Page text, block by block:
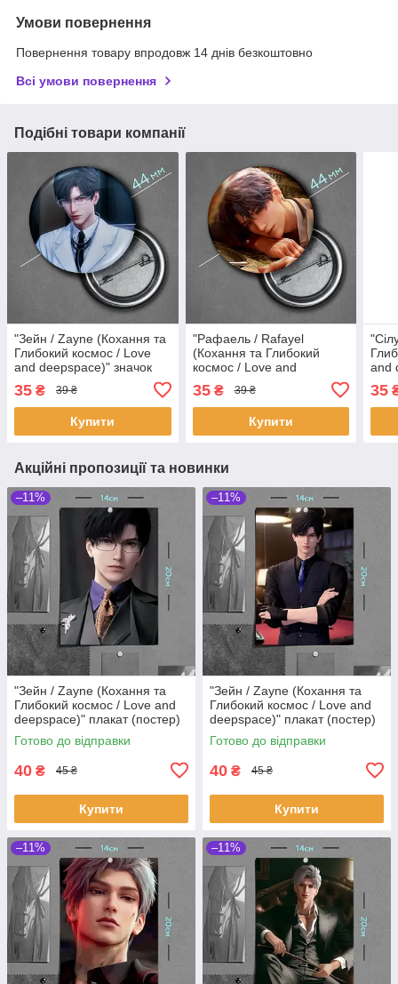
Умови повернення
Повернення товару впродовж 14 днів безкоштовно
Всі умови повернення
Подібні товари компанії
"Зейн / Zayne (Кохання та
Глибокий космос / Love
and deepspace)" значок
мм
35 ₴ 39 ₴
Купити
"Рафаель / Rafayel
(Кохання та Глибокий
космос / Love and
круглий на булавці Ø44
мм
35₴ 39 ₴
Купити
and
мм
35
Акційні пропозиції та новинки
–11%
"Зейн / Zayne (Кохання та
Глибокий космос / Love and
deepspace)" плакат (постер)
розміром А5 (14х20см)
Готово до відправки
40 ₴ 45 ₴
Купити
–11%
"Зейн / Zayne (Кохання та
Глибокий космос / Love and
deepspace)" плакат (постер)
розміром А5 (14х20см)
Готово до відправки
40 ₴ 45 ₴
Купити
–11% –11%